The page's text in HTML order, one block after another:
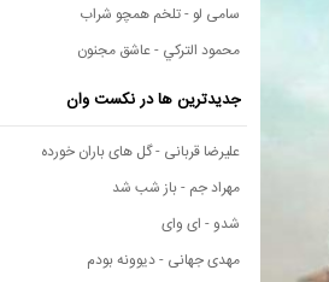
سامی لو - تلخم همچو شراب
محمود التركي - عاشق مجنون
جدیدترین ها در نکست وان
علیرضا قربانی - گل های باران خورده
مهراد جم - باز شب شد
شدو - ای وای
مهدی جهانی - دیوونه بودم